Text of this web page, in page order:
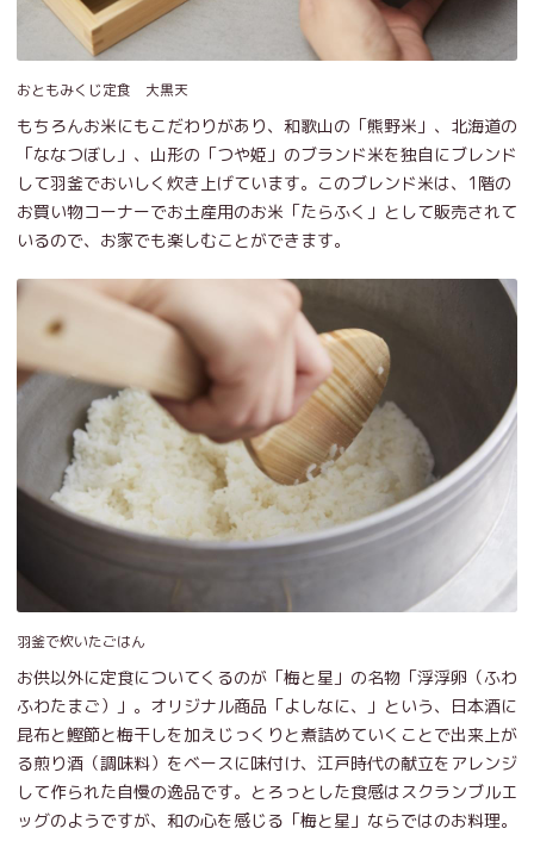
おともみくじ定食 大黒天
もちろんお米にもこだわりがあり、和歌山の「熊野米」、北海道の
「ななつぼし」、山形の「つや姫」のブランド米を独自にブレンド
して羽釜でおいしく炊き上げています。このブレンド米は、1階の
お買い物コーナーでお土産用のお米「たらふく」として販売されて
いるので、お家でも楽しむことができます。
羽釜で炊いたごはん
お供以外に定食についてくるのが「梅と星」の名物「浮浮卵（ふわ
ふわたまご）」。オリジナル商品「よしなに、」という、日本酒に
昆布と鰹節と梅干しを加えじっくりと煮詰めていくことで出来上が
る煎り酒（調味料）をベースに味付け、江戸時代の献立をアレンジ
して作られた自慢の逸品です。とろっとした食感はスクランブルエ
ッグのようですが、和の心を感じる「梅と星」ならではのお料理。